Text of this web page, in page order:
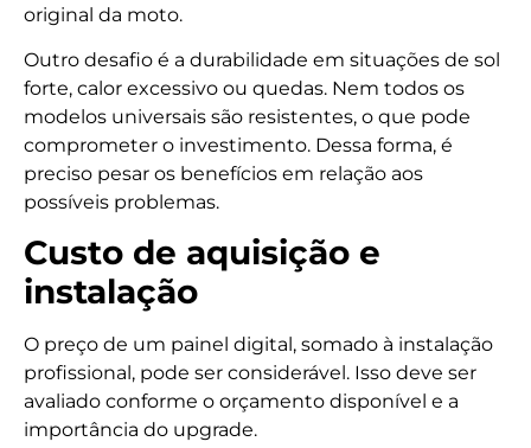
original da moto.
Outro desafio é a durabilidade em situações de sol
forte, calor excessivo ou quedas. Nem todos os
modelos universais são resistentes, o que pode
comprometer o investimento. Dessa forma, é
preciso pesar os benefícios em relação aos
possíveis problemas.
Custo de aquisição e
instalação
O preço de um painel digital, somado à instalação
profissional, pode ser considerável. Isso deve ser
avaliado conforme o orçamento disponível e a
importância do upgrade.